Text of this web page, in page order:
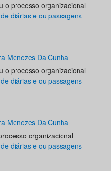
o processo organizacional
diárias e ou passagens
Menezes Da Cunha
o processo organizacional
diárias e ou passagens
Menezes Da Cunha
organizacional
diárias e ou passagens